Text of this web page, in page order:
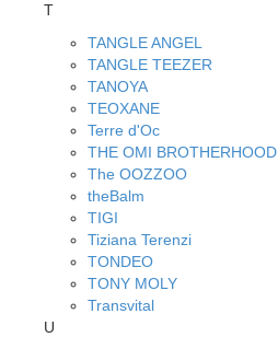
T
TANGLE ANGEL
TANGLE TEEZER
TANOYA
TEOXANE
Terre d'Oc
THE OMI BROTHERHOOD
The OOZZOO
theBalm
TIGI
Tiziana Terenzi
TONDEO
TONY MOLY
Transvital
U